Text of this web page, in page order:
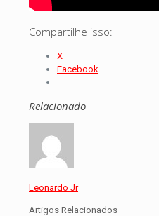
Compartilhe isso:
X
Facebook
Relacionado
Leonardo Jr
Artigos Relacionados